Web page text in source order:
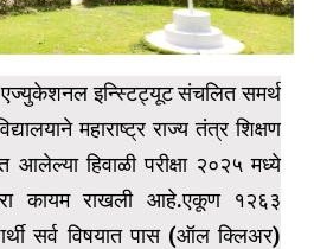
इन्स्टिट्यूट संचलित समर्थ
महाराष्ट्र राज्य तंत्र शिक्षण
हिवाळी परीक्षा २०२५ मध्ये
कायम राखली आहे.एकूण १२६३
सर्व विषयात पास (ऑल क्लिअर)